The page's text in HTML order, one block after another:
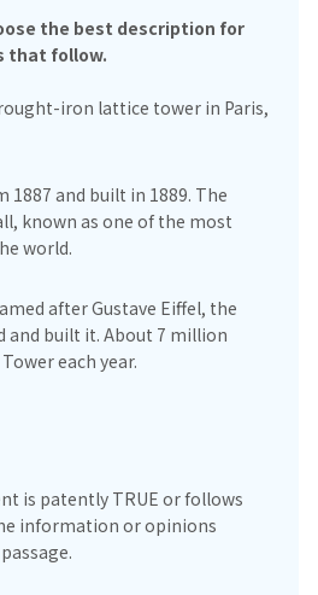
the best description for
that follow.
iron lattice tower in Paris,
1887 and built in 1889. The
known as one of the most
world.
after Gustave Eiffel, the
and built it. About 7 million
each year.
is patently TRUE or follows
information or opinions